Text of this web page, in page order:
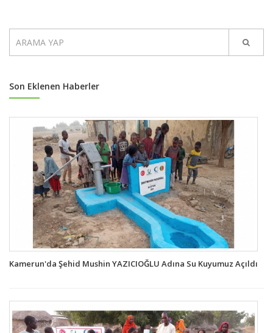
Son Eklenen Haberler
Kamerun'da Şehid Mushin YAZICIOĞLU Adına Su Kuyumuz Açıldı